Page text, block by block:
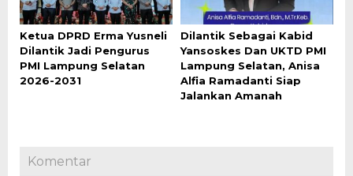
Ketua DPRD Erma Yusneli
Dilantik Jadi Pengurus
PMI Lampung Selatan
2026-2031
Dilantik Sebagai Kabid
Yansoskes Dan UKTD PMI
Lampung Selatan, Anisa
Alfia Ramadanti Siap
Jalankan Amanah
Komentar